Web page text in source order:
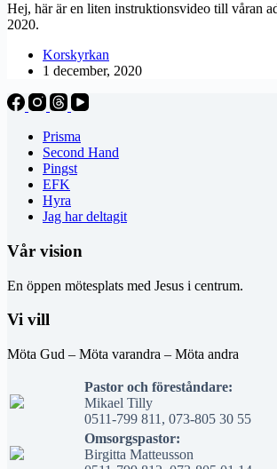
Hej, här är en liten instruktionsvideo till våran
2020.
Korskyrkan
1 december, 2020
Prisma
Second Hand
Pingst
EFK
Hyra
Jag har deltagit
Vår vision
En öppen mötesplats med Jesus i centrum.
Vi vill
Möta Gud – Möta varandra – Möta andra
Pastor och föreståndare:
Mikael Tilly
0511-799 811, 073-805 30 55
Omsorgspastor:
Birgitta Matteusson